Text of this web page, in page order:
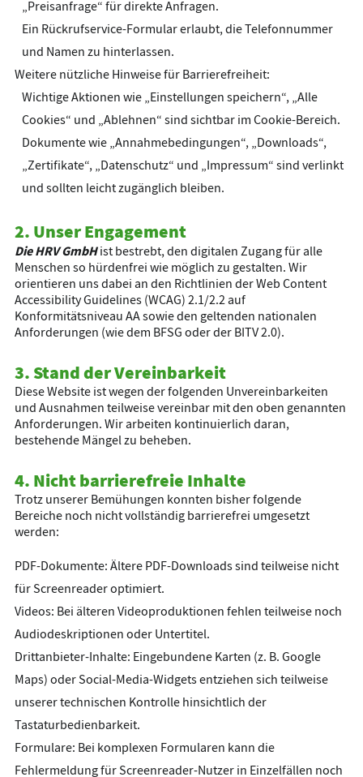
„Preisanfrage“ für direkte Anfragen.
Ein Rückrufservice-Formular erlaubt, die Telefonnummer
und Namen zu hinterlassen.
Weitere nützliche Hinweise für Barrierefreiheit:
Wichtige Aktionen wie „Einstellungen speichern“, „Alle
Cookies“ und „Ablehnen“ sind sichtbar im Cookie-Bereich.
Dokumente wie „Annahmebedingungen“, „Downloads“,
„Zertifikate“, „Datenschutz“ und „Impressum“ sind verlinkt
und sollten leicht zugänglich bleiben.
2. Unser Engagement
Die HRV GmbHist bestrebt, den digitalen Zugang für alle
Menschen so hürdenfrei wie möglich zu gestalten. Wir
orientieren uns dabei an den Richtlinien der Web Content
Accessibility Guidelines (WCAG) 2.1/2.2 auf
Konformitätsniveau AA sowie den geltenden nationalen
Anforderungen (wie dem BFSG oder der BITV 2.0).
3. Stand der Vereinbarkeit
Diese Website ist wegen der folgenden Unvereinbarkeiten
und Ausnahmen teilweise vereinbar mit den oben genannten
Anforderungen. Wir arbeiten kontinuierlich daran,
bestehende Mängel zu beheben.
4. Nicht barrierefreie Inhalte
Trotz unserer Bemühungen konnten bisher folgende
Bereiche noch nicht vollständig barrierefrei umgesetzt
werden:
PDF-Dokumente: Ältere PDF-Downloads sind teilweise nicht
für Screenreader optimiert.
Videos: Bei älteren Videoproduktionen fehlen teilweise noch
Audiodeskriptionen oder Untertitel.
Drittanbieter-Inhalte: Eingebundene Karten (z. B. Google
Maps) oder Social-Media-Widgets entziehen sich teilweise
unserer technischen Kontrolle hinsichtlich der
Tastaturbedienbarkeit.
Formulare: Bei komplexen Formularen kann die
Fehlermeldung für Screenreader-Nutzer in Einzelfällen noch